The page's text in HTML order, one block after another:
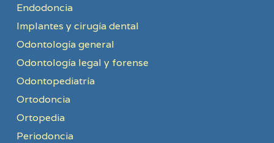
Endodoncia
Implantes y cirugía dental
Odontología general
Odontología legal y forense
Odontopediatría
Ortodoncia
Ortopedia
Periodoncia